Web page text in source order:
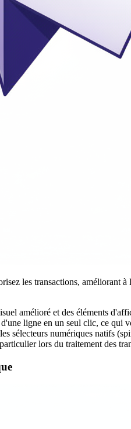
les transactions,
amélioré et des éléments
ligne en un seul clic, ce qui
sélecteurs numériques natifs
lors du traitement des